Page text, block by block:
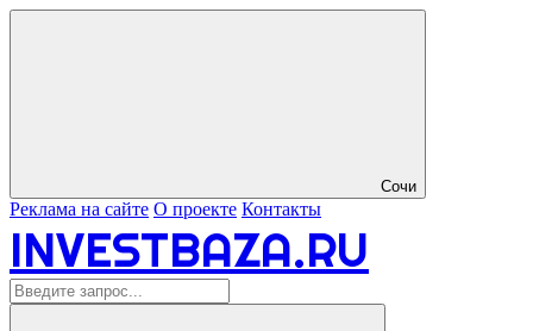
Сочи
Реклама на сайте О проекте Контакты
INVESTBAZA.RU